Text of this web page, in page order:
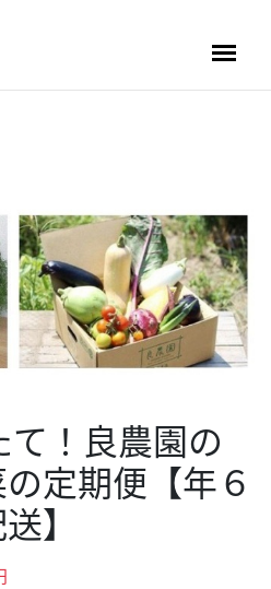
！良農園の
定期便【年６
】